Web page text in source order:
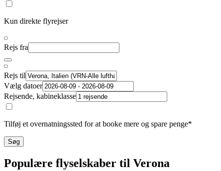
Kun direkte flyrejser
Rejs fra
Rejs til
Vælg datoer
Rejsende, kabineklasse
Tilføj et overnatningssted for at booke mere og spare penge*
Søg
Populære flyselskaber til Verona